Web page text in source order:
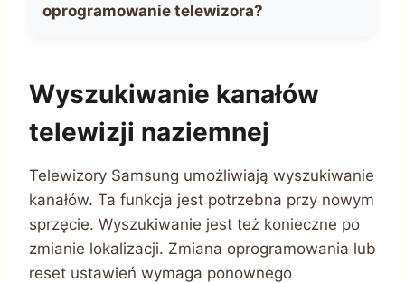
oprogramowanie telewizora?
Wyszukiwanie kanałów
telewizji naziemnej
Telewizory Samsung umożliwiają wyszukiwanie
kanałów. Ta funkcja jest potrzebna przy nowym
sprzęcie. Wyszukiwanie jest też konieczne po
zmianie lokalizacji. Zmiana oprogramowania lub
reset ustawień wymaga ponownego